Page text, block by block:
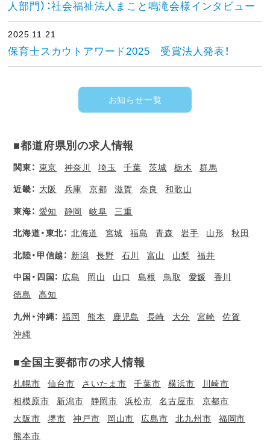
人部門）：社会福祉法人まこと鳴滝会様インタビュー
2025.11.21
保育士スカウトアワード2025 受賞法人発表！
お知らせ一覧
■都道府県別の求人情報
関東： 東京 神奈川 埼玉 千葉 茨城 栃木 群馬
近畿： 大阪 兵庫 京都 滋賀 奈良 和歌山
東海： 愛知 静岡 岐阜 三重
北海道・東北： 北海道 宮城 福島 青森 岩手 山形 秋田
北陸・甲信越： 新潟 長野 石川 富山 山梨 福井
中国・四国： 広島 岡山 山口 島根 鳥取 愛媛
香川
徳島
高知
九州・沖縄： 福岡 熊本 鹿児島 長崎 大分 宮崎
佐賀
沖縄
■全国主要都市の求人情報
札幌市 仙台市 さいたま市 千葉市 横浜市
川崎市
相模原市
新潟市 静岡市 浜松市 名古屋市
京都市
大阪市
堺市 神戸市 岡山市 広島市 北九州市
福岡市
熊本市